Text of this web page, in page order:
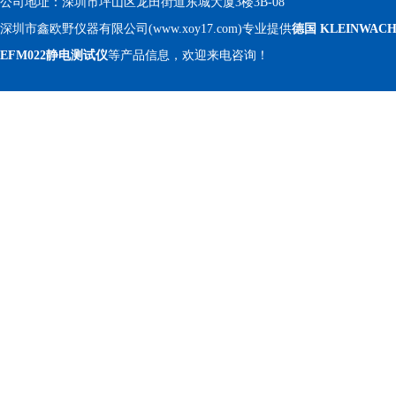
深圳市鑫欧野仪器有限公司(www.xoy17.com)专业提供德国
EFM022静电测试仪等产品信息，欢迎来电咨询！